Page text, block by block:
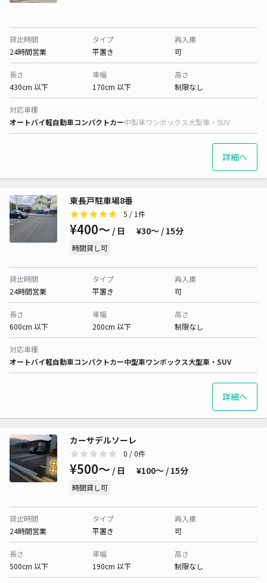
貸出時間
24時間営業
タイプ
平置き
再入庫
可
長さ
430cm 以下
車幅
170cm 以下
高さ
制限なし
対応車種
オートバイ軽自動車コンパクトカー中型車ワンボックス大型車・SUV
詳細へ
東長戸駐車場8番
5 / 1件
¥400〜 / 日 ¥30〜 / 15分
時間貸し可
貸出時間
24時間営業
タイプ
平置き
再入庫
可
長さ
600cm 以下
車幅
200cm 以下
高さ
制限なし
対応車種
オートバイ軽自動車コンパクトカー中型車ワンボックス大型車・SUV
詳細へ
カーサデルソーレ
0 / 0件
¥500〜 / 日 ¥100〜 / 15分
時間貸し可
貸出時間
24時間営業
タイプ
平置き
再入庫
可
長さ
500cm 以下
車幅
190cm 以下
高さ
制限なし